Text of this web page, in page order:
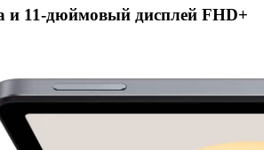
и 11-дюймовый дисплей FHD+